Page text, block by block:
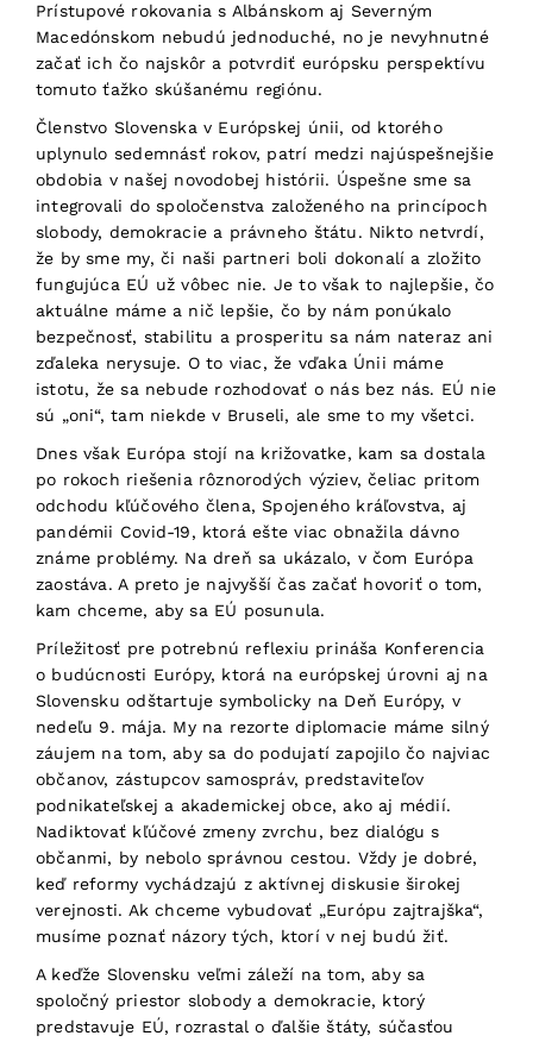
Prístupové rokovania s Albánskom aj Severným
Macedónskom nebudú jednoduché, no je nevyhnutné
začať ich čo najskôr a potvrdiť európsku perspektívu
tomuto ťažko skúšanému regiónu.
Členstvo Slovenska v Európskej únii, od ktorého
uplynulo sedemnásť rokov, patrí medzi najúspešnejšie
obdobia v našej novodobej histórii. Úspešne sme sa
integrovali do spoločenstva založeného na princípoch
slobody, demokracie a právneho štátu. Nikto netvrdí,
že by sme my, či naši partneri boli dokonalí a zložito
fungujúca EÚ už vôbec nie. Je to však to najlepšie, čo
aktuálne máme a nič lepšie, čo by nám ponúkalo
bezpečnosť, stabilitu a prosperitu sa nám nateraz ani
zďaleka nerysuje. O to viac, že vďaka Únii máme
istotu, že sa nebude rozhodovať o nás bez nás. EÚ nie
sú „oni“, tam niekde v Bruseli, ale sme to my všetci.
Dnes však Európa stojí na križovatke, kam sa dostala
po rokoch riešenia rôznorodých výziev, čeliac pritom
odchodu kľúčového člena, Spojeného kráľovstva, aj
pandémii Covid-19, ktorá ešte viac obnažila dávno
známe problémy. Na dreň sa ukázalo, v čom Európa
zaostáva. A preto je najvyšší čas začať hovoriť o tom,
kam chceme, aby sa EÚ posunula.
Príležitosť pre potrebnú reflexiu prináša Konferencia
o budúcnosti Európy, ktorá na európskej úrovni aj na
Slovensku odštartuje symbolicky na Deň Európy, v
nedeľu 9. mája. My na rezorte diplomacie máme silný
záujem na tom, aby sa do podujatí zapojilo čo najviac
občanov, zástupcov samospráv, predstaviteľov
podnikateľskej a akademickej obce, ako aj médií.
Nadiktovať kľúčové zmeny zvrchu, bez dialógu s
občanmi, by nebolo správnou cestou. Vždy je dobré,
keď reformy vychádzajú z aktívnej diskusie širokej
verejnosti. Ak chceme vybudovať „Európu zajtrajška“,
musíme poznať názory tých, ktorí v nej budú žiť.
A keďže Slovensku veľmi záleží na tom, aby sa
spoločný priestor slobody a demokracie, ktorý
predstavuje EÚ, rozrastal o ďalšie štáty, súčasťou